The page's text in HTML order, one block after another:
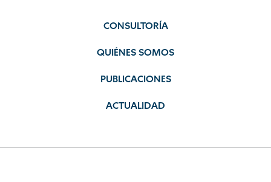
CONSULTORÍA
QUIÉNES SOMOS
PUBLICACIONES
ACTUALIDAD